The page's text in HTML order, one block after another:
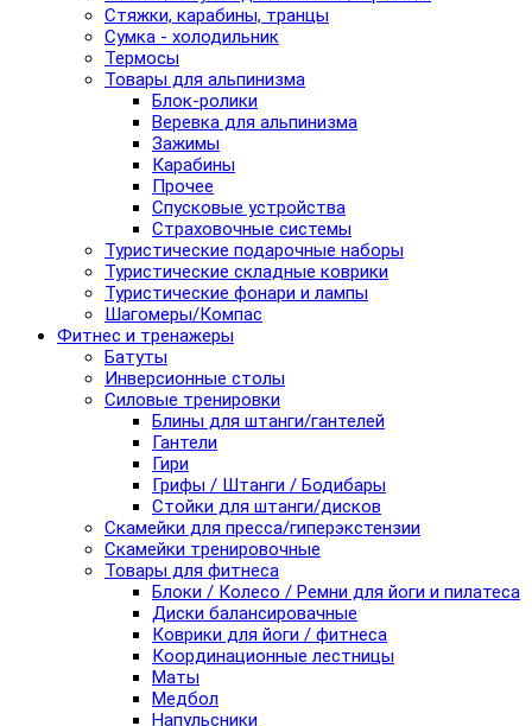
Стяжки, карабины, транцы
Сумка - холодильник
Термосы
Товары для альпинизма
Блок-ролики
Веревка для альпинизма
Зажимы
Карабины
Прочее
Спусковые устройства
Страховочные системы
Туристические подарочные наборы
Туристические складные коврики
Туристические фонари и лампы
Шагомеры/Компас
Фитнес и тренажеры
Батуты
Инверсионные столы
Силовые тренировки
Блины для штанги/гантелей
Гантели
Гири
Грифы / Штанги / Бодибары
Стойки для штанги/дисков
Скамейки для пресса/гиперэкстензии
Скамейки тренировочные
Товары для фитнеса
Блоки / Колесо / Ремни для йоги и пилатеса
Диски балансировачные
Коврики для йоги / фитнеса
Координационные лестницы
Маты
Медбол
Напульсники